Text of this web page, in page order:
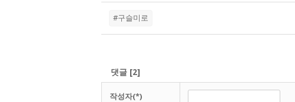
#구슬미로
댓글 [2]
작성자(*)